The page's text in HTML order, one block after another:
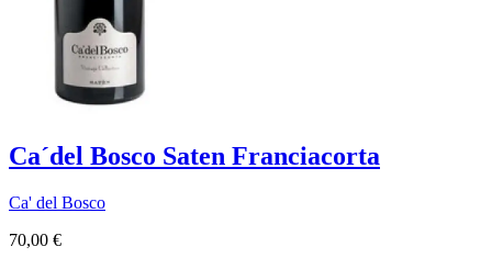
Ca´del Bosco Saten Franciacorta
Ca' del Bosco
70,00 €